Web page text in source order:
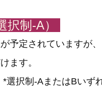
制-A）
予定されていますが
ます。
択制-AまたはBいず